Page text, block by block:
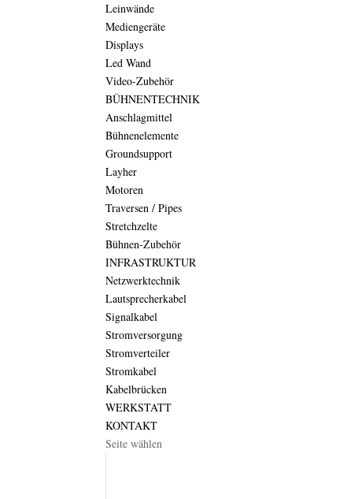
Leinwände
Mediengeräte
Displays
Led Wand
Video-Zubehör
BÜHNENTECHNIK
Anschlagmittel
Bühnenelemente
Groundsupport
Layher
Motoren
Traversen / Pipes
Stretchzelte
Bühnen-Zubehör
INFRASTRUKTUR
Netzwerktechnik
Lautsprecherkabel
Signalkabel
Stromversorgung
Stromverteiler
Stromkabel
Kabelbrücken
WERKSTATT
KONTAKT
Seite wählen